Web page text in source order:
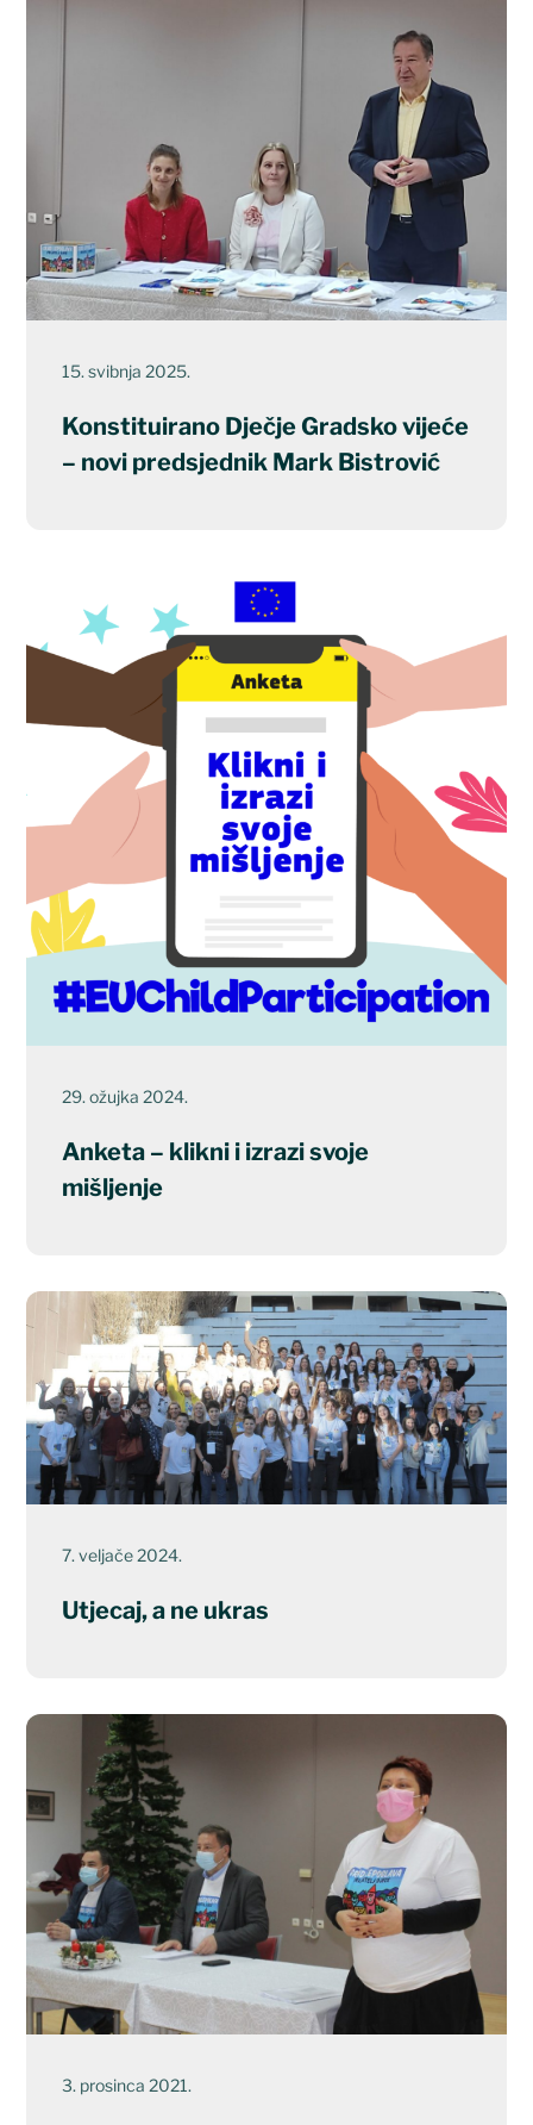
15. svibnja 2025.
Konstituirano Dječje Gradsko vijeće
– novi predsjednik Mark Bistrović
29. ožujka 2024.
Anketa – klikni i izrazi svoje
mišljenje
7. veljače 2024.
Utjecaj, a ne ukras
3. prosinca 2021.